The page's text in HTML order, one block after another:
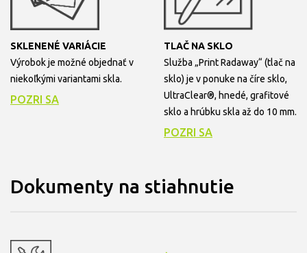
SKLENENÉ VARIÁCIE
Výrobok je možné objednať v
niekoľkými variantami skla.
POZRI SA
TLAČ NA SKLO
Služba „Print Radaway“ (tlač na
sklo) je v ponuke na číre sklo,
UltraClear®, hnedé, grafitové
sklo a hrúbku skla až do 10 mm.
POZRI SA
Dokumenty na stiahnutie